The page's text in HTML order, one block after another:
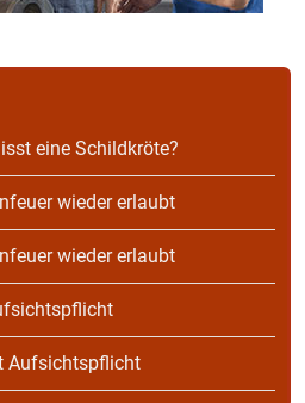
eine Schildkröte?
wieder erlaubt
wieder erlaubt
Aufsichtspflicht